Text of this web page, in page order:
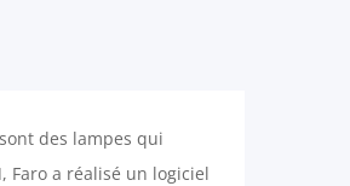
des lampes qui
, Faro a réalisé un logiciel